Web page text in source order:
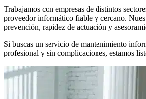
Trabajamos con empresas de distintos
proveedor informático fiable y cercano.
prevención, rapidez de actuación y
Si buscas un servicio de mantenimiento
profesional y sin complicaciones, estamos